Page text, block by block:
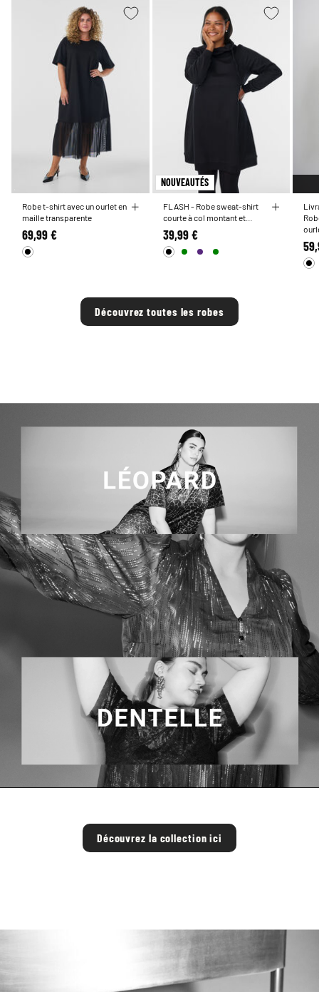
Robe t-shirt avec un ourlet en
maille transparente
69,99 €
NOUVEAUTÉS
FLASH - Robe sweat-shirt
courte à col montant et
poches
39,99 €
Découvrez toutes les robes
Découvrez la collection ici